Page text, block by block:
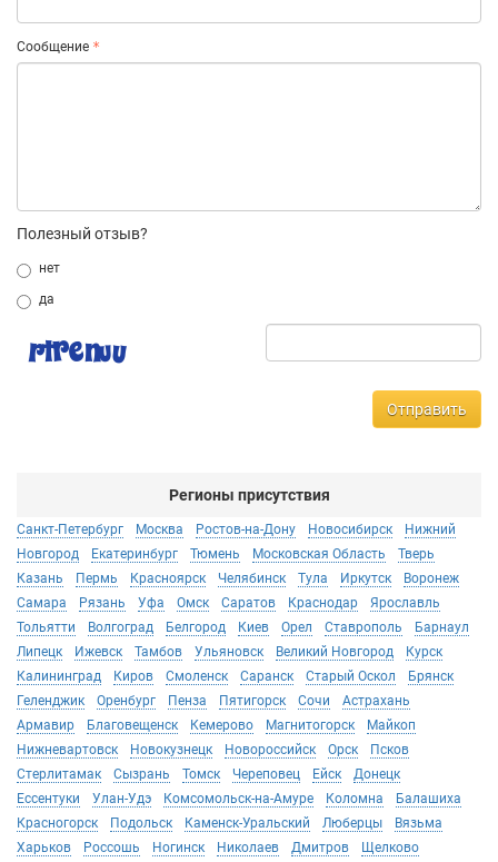
Сообщение
Полезный отзыв?
нет
да
Отправить
Регионы присутствия
Санкт-Петербург Москва Ростов-на-Дону Новосибирск
Нижний
Новгород
Екатеринбург Тюмень Московская Область
Тверь
Казань
Пермь Красноярск Челябинск Тула Иркутск
Воронеж
Самара
Рязань Уфа Омск Саратов Краснодар
Ярославль
Тольятти
Волгоград Белгород Киев Орел Ставрополь
Барнаул
Липецк
Ижевск Тамбов Ульяновск Великий Новгород
Курск
Калининград
Киров Смоленск Саранск Старый Оскол
Брянск
Геленджик
Оренбург Пенза Пятигорск Сочи
Астрахань
Армавир
Благовещенск Кемерово Магнитогорск
Майкоп
Нижневартовск
Новокузнецк Новороссийск Орск
Псков
Стерлитамак
Сызрань Томск Череповец Ейск
Донецк
Ессентуки
Улан-Удэ Комсомольск-на-Амуре Коломна
Балашиха
Красногорск
Подольск Каменск-Уральский Люберцы
Вязьма
Харьков
Россошь Ногинск Николаев Дмитров
Щелково